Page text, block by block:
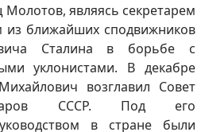
являясь секретарем
из ближайших сподвижников
Сталина в борьбе с
уклонистами. В декабре
возглавил Совет
СССР. Под его
в стране были